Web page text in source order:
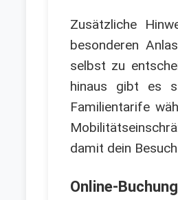
Zusätzliche
besonderen
selbst zu
hinaus gibt es
Familientarife
damit dein
Online-